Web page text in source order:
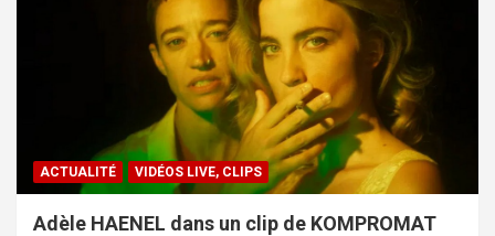
ACTUALITÉ VIDÉOS LIVE, CLIPS
Adèle HAENEL dans un clip de KOMPROMAT